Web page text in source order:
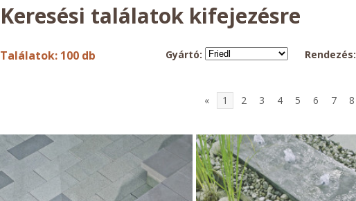
Keresési találatok kifejezésre
Találatok: 100 db Gyártó: Rendezés:
« 1 2 3 4 5 6 7 8